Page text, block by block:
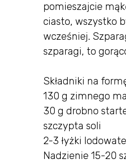
pomieszajcie
ciasto, wszystko
wcześniej.
szparagi, to
Składniki na
130 g zimnego
30 g drobno
szczypta soli
2-3 łyżki
Nadzienie 15-20